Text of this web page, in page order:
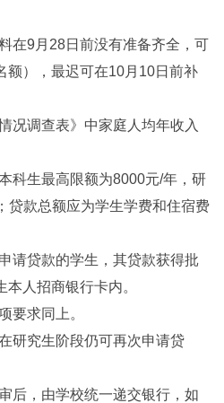
在9月28日前没有准备齐全，可
额），最迟可在10月10日前补
况调查表》中家庭人均年收入
科生最高限额为8000元/年，研
贷款总额应为学生学费和住宿费
请贷款的学生，其贷款获得批
人招商银行卡内。
要求同上。
研究生阶段仍可再次申请贷
后，由学校统一递交银行，如